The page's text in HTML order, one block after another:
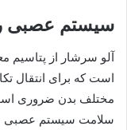
سیستم عصبی
آلو سرشار از پتاسیم
است که برای انتقال
مختلف بدن ضروری
سلامت سیستم عصبی